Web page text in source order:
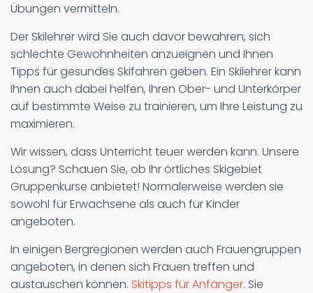
Übungen vermitteln.
Der Skilehrer wird Sie auch davor bewahren, sich
schlechte Gewohnheiten anzueignen und Ihnen
Tipps für gesundes Skifahren geben. Ein Skilehrer kann
Ihnen auch dabei helfen, Ihren Ober- und Unterkörper
auf bestimmte Weise zu trainieren, um Ihre Leistung zu
maximieren.
Wir wissen, dass Unterricht teuer werden kann. Unsere
Lösung? Schauen Sie, ob Ihr örtliches Skigebiet
Gruppenkurse anbietet! Normalerweise werden sie
sowohl für Erwachsene als auch für Kinder
angeboten.
In einigen Bergregionen werden auch Frauengruppen
angeboten, in denen sich Frauen treffen und
austauschen können. Skitipps für Anfänger. Sie